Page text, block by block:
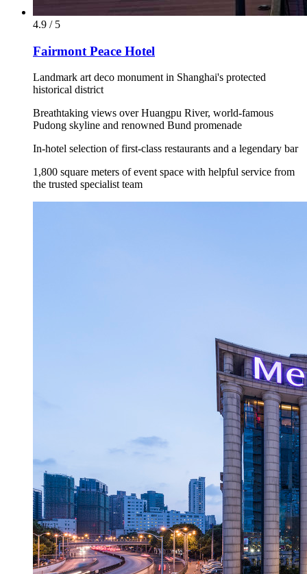
4.9 / 5
Fairmont Peace Hotel
Landmark art deco monument in Shanghai's protected
historical district
Breathtaking views over Huangpu River, world-famous
Pudong skyline and renowned Bund promenade
In-hotel selection of first-class restaurants and a legendary bar
1,800 square meters of event space with helpful service from
the trusted specialist team